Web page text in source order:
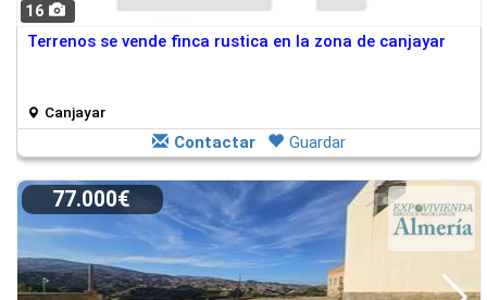
16
Terrenos se vende finca rustica en la zona de canjayar
Canjayar
Contactar Guardar
77.000€